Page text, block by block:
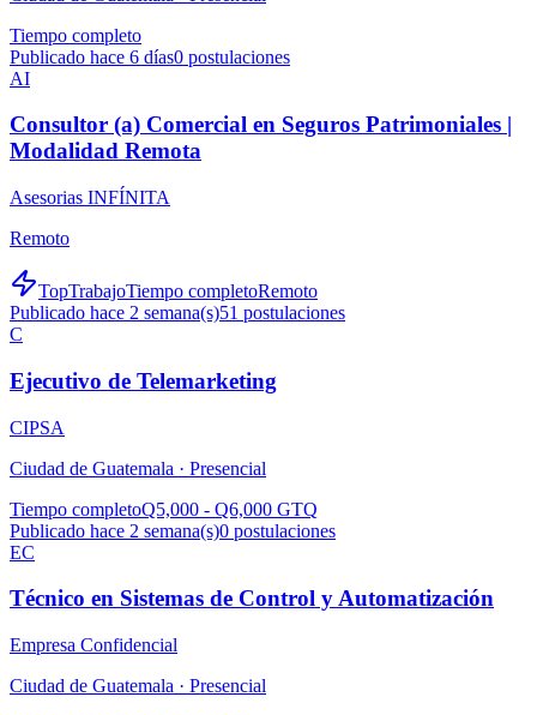
Tiempo completo
Publicado hace 6 días0 postulaciones
AI
Consultor (a) Comercial en Seguros Patrimoniales |
Modalidad Remota
Asesorias INFÍNITA
Remoto
TopTrabajoTiempo completoRemoto
Publicado hace 2 semana(s)51 postulaciones
C
Ejecutivo de Telemarketing
CIPSA
Ciudad de Guatemala · Presencial
Tiempo completoQ5,000 - Q6,000 GTQ
Publicado hace 2 semana(s)0 postulaciones
EC
Técnico en Sistemas de Control y Automatización
Empresa Confidencial
Ciudad de Guatemala · Presencial